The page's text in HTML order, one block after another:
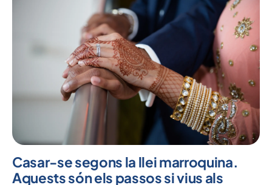
Casar-se segons la llei marroquina.
Aquests són els passos si vius als